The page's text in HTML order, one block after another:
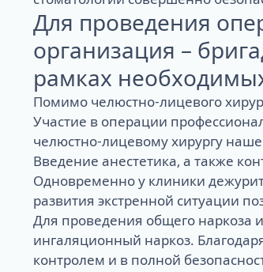
Для проведения
организация –
рамках
Помимо челюстно-лицевого
Участие в операции
челюстно-лицевому хирургу
Введение анестетика, а также
Одновременно у клиники
развития экстренной ситуации
Для проведения общего наркоза
ингаляционный наркоз.
контролем и в полной